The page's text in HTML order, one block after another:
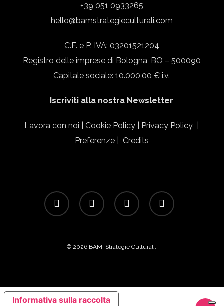
+39 051 0933265
hello@bamstrategieculturali.com
C.F. e P. IVA: 03201521204
Registro delle imprese di Bologna, BO – 500090
Capitale sociale: 10.000,00 € i.v.
Iscriviti alla nostra Newsletter
Lavora con noi |Cookie Policy Privacy Policy
Preferenze
Credits
facebook linkedin instagram email
© 2026 BAM! Strategie Culturali.
Informativa sulla raccolta